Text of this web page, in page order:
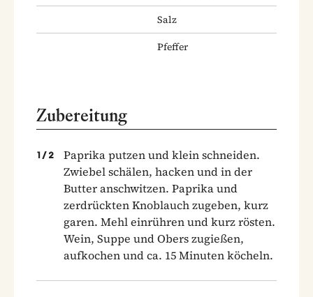
Salz
Pfeffer
Zubereitung
1 / 2
Paprika putzen und klein schneiden.
Zwiebel schälen, hacken und in der
Butter anschwitzen. Paprika und
zerdrückten Knoblauch zugeben, kurz
garen. Mehl einrühren und kurz rösten.
Wein, Suppe und Obers zugießen,
aufkochen und ca. 15 Minuten köcheln.